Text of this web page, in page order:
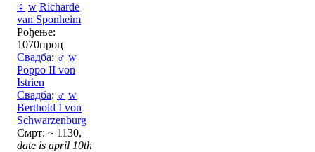
♀ w Richarde
van Sponheim
Рођење:
1070проц
Свадба: ♂ w
Poppo II von
Istrien
Свадба: ♂ w
Berthold I von
Schwarzenburg
Смрт: ~ 1130,
date is april 10th